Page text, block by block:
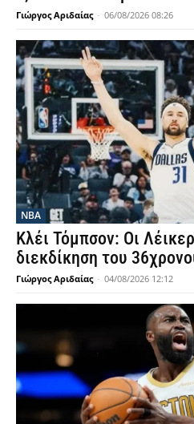
Γιώργος Αριδαίας - 06/08/2026 08:26
NBA
Κλέι Τόμπσον: Οι
διεκδίκηση του
Γιώργος Αριδαίας - 04/08/2026 12:12